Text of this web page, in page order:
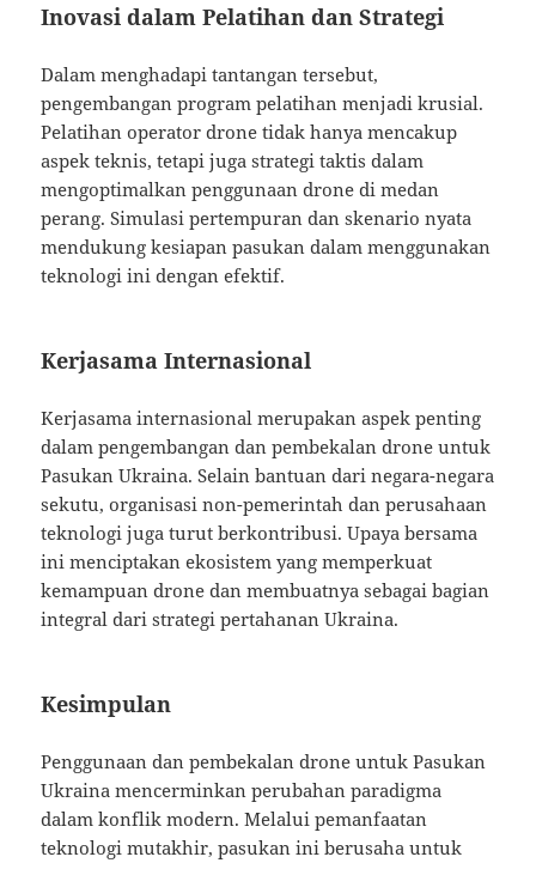
Inovasi dalam Pelatihan dan Strategi
Dalam menghadapi tantangan tersebut,
pengembangan program pelatihan menjadi krusial.
Pelatihan operator drone tidak hanya mencakup
aspek teknis, tetapi juga strategi taktis dalam
mengoptimalkan penggunaan drone di medan
perang. Simulasi pertempuran dan skenario nyata
mendukung kesiapan pasukan dalam menggunakan
teknologi ini dengan efektif.
Kerjasama Internasional
Kerjasama internasional merupakan aspek penting
dalam pengembangan dan pembekalan drone untuk
Pasukan Ukraina. Selain bantuan dari negara-negara
sekutu, organisasi non-pemerintah dan perusahaan
teknologi juga turut berkontribusi. Upaya bersama
ini menciptakan ekosistem yang memperkuat
kemampuan drone dan membuatnya sebagai bagian
integral dari strategi pertahanan Ukraina.
Kesimpulan
Penggunaan dan pembekalan drone untuk Pasukan
Ukraina mencerminkan perubahan paradigma
dalam konflik modern. Melalui pemanfaatan
teknologi mutakhir, pasukan ini berusaha untuk